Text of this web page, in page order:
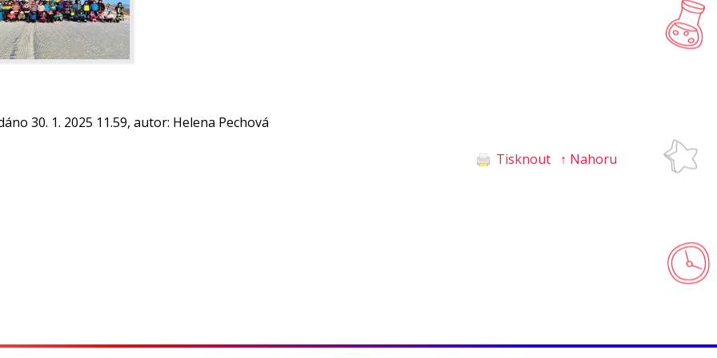
30. 1. 2025 11.59, autor: Helena Pechová
Tisknout ↑ Nahoru